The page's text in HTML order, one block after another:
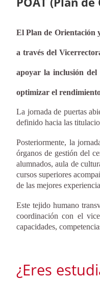
El Plan de Orientación
a través del
apoyar la inclusión
optimizar el
La jornada de puertas
definido hacia las
Posteriormente, la
órganos de gestión del
alumnados, aula de
cursos superiores
de las mejores
Este tejido humano
coordinación con el
capacidades,
¿Eres